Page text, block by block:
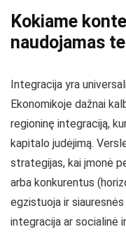
Kokiame
naudojamas
Integracija yra
Ekonomikoje dažnai
regioninę integraciją,
kapitalo judėjimą.
strategijas, kai įmonė
arba konkurentus
egzistuoja ir
integracija ar socialinė